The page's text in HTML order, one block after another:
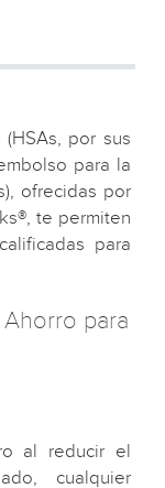
por sus
para la
ofrecidas por
te permiten
para
para
al reducir el
cualquier